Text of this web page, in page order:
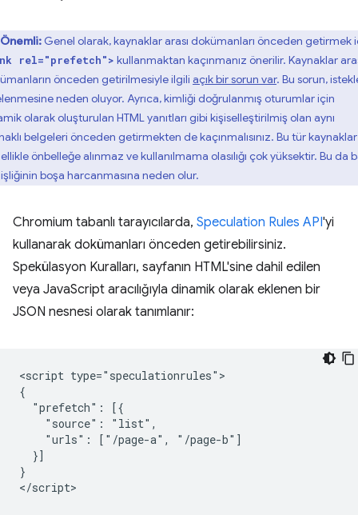
Önemli: Genel olarak, kaynaklar arası dokümanları önceden getirmek
rel="prefetch"> kullanmaktan kaçınmanız önerilir. Kaynaklar
önceden getirilmesiyle ilgili açık bir sorun var. Bu sorun,
neden oluyor. Ayrıca, kimliği doğrulanmış oturumlar için
olarak oluşturulan HTML yanıtları gibi kişiselleştirilmiş olan aynı
belgeleri önceden getirmekten de kaçınmalısınız. Bu tür kaynaklar
önbelleğe alınmaz ve kullanılmama olasılığı çok yüksektir. Bu da
boşa harcanmasına neden olur.
Chromium tabanlı tarayıcılarda, Speculation Rules API'yi
kullanarak dokümanları önceden getirebilirsiniz.
Spekülasyon Kuralları, sayfanın HTML'sine dahil edilen
veya JavaScript aracılığıyla dinamik olarak eklenen bir
JSON nesnesi olarak tanımlanır:
<script type="speculationrules">
{
  "prefetch": [{
    "source": "list",
    "urls": ["/page-a", "/page-b"]
  }]
}